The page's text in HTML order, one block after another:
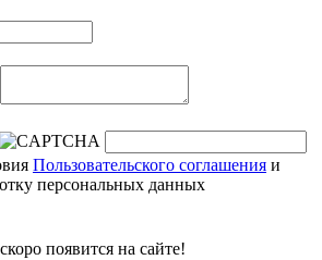
Пользовательского соглашения и
персональных данных
появится на сайте!